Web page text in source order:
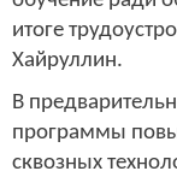
итоге
Хайруллин.
В
программы
сквозных